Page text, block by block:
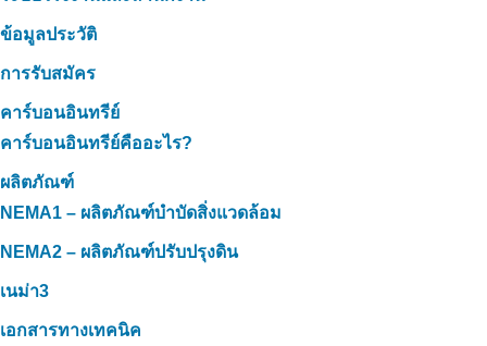
ข้อมูลประวัติ
การรับสมัคร
คาร์บอนอินทรีย์
คาร์บอนอินทรีย์คืออะไร?
ผลิตภัณฑ์
NEMA1 – ผลิตภัณฑ์บำบัดสิ่งแวดล้อม
NEMA2 – ผลิตภัณฑ์ปรับปรุงดิน
เนม่า3
เอกสารทางเทคนิค